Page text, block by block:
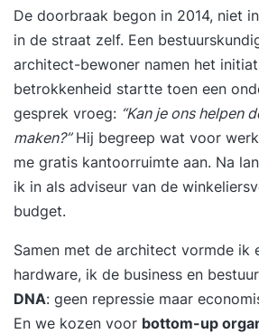
De doorbraak begon in 2014, niet
in de straat zelf. Een
architect-bewoner namen het
betrokkenheid startte toen een
gesprek vroeg: “Kan je ons helpen
maken?”Hij begreep wat voor
me gratis kantoorruimte aan. Na
ik in als adviseur van de
budget.
Samen met de architect vormde ik
hardware, ik de business en
DNA: geen repressie maar
En we kozen voor bottom-up